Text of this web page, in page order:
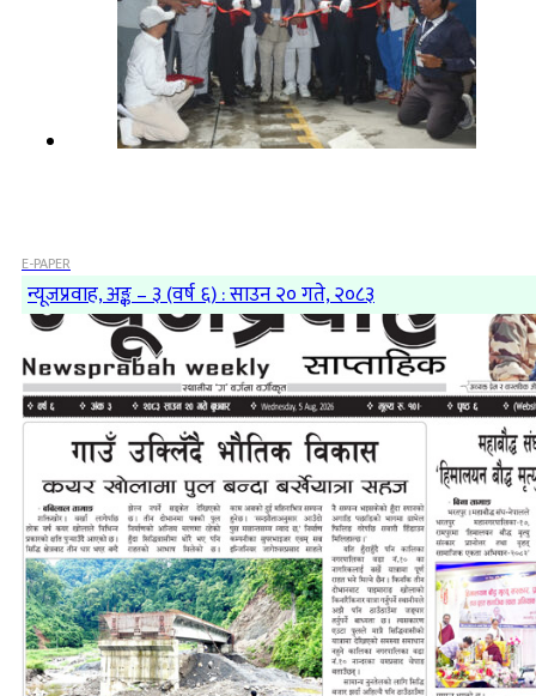
E-PAPER
न्यूजप्रवाह, अङ्क – ३ (वर्ष ६) : साउन २० गते, २०८३